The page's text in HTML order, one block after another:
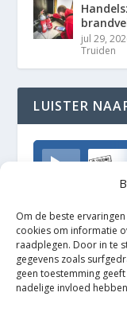
Om de beste
cookies om informatie
raadplegen. Door in te
gegevens zoals
geen toestemming
nadelige invloed
jul 29,
Truiden
LUISTER